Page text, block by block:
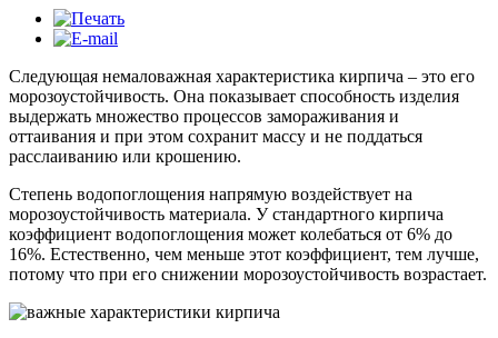
Следующая немаловажная характеристика кирпича – это его
морозоустойчивость. Она показывает способность изделия
выдержать множество процессов замораживания и
оттаивания и при этом сохранит массу и не поддаться
расслаиванию или крошению.
Степень водопоглощения напрямую воздействует на
морозоустойчивость материала. У стандартного кирпича
коэффициент водопоглощения может колебаться от 6% до
16%. Естественно, чем меньше этот коэффициент, тем лучше,
потому что при его снижении морозоустойчивость возрастает.